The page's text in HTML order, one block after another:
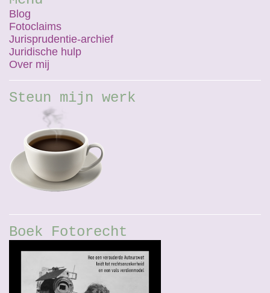
Blog
Fotoclaims
Jurisprudentie-archief
Juridische hulp
Over mij
Steun mijn werk
Boek Fotorecht